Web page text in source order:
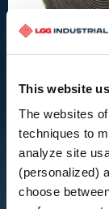
This website
The websites
techniques to
analyze site
(personalized)
choose
Cinta